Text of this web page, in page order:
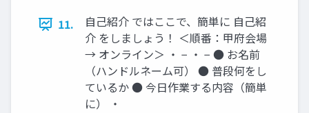
11.
自己紹介 ではここで、簡単に 自己紹
介 をしましょう！ ＜順番：甲府会場
→ オンライン＞ ・ − ・ − ● お名前
（ハンドルネーム可） ● 普段何をし
ているか ● 今日作業する内容（簡単
に） ・